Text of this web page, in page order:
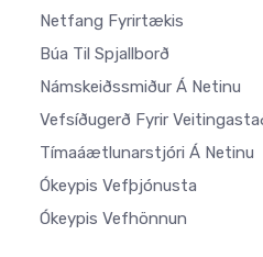
Netfang Fyrirtækis
Búa Til Spjallborð
Námskeiðssmiður Á Netinu
Vefsíðugerð Fyrir
Tímaáætlunarstjóri Á Netinu
Ókeypis Vefþjónusta
Ókeypis Vefhönnun